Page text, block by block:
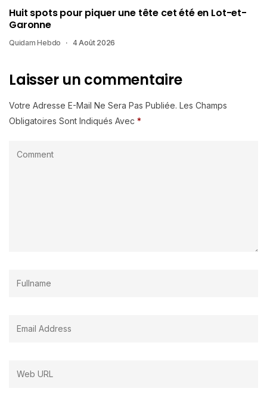
Huit spots pour piquer une tête cet été en Lot-et-
Garonne
Quidam Hebdo 4 Août 2026
Laisser un commentaire
Votre Adresse E-Mail Ne Sera Pas Publiée. Les Champs
Obligatoires Sont Indiqués Avec *